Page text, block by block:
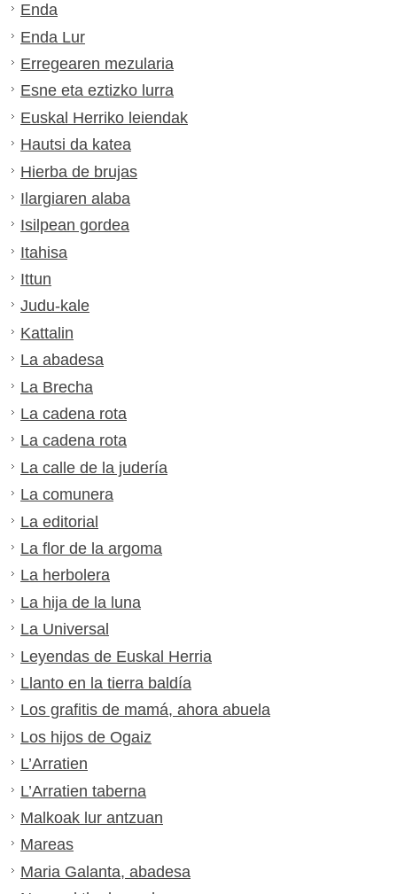
Enda
Enda Lur
Erregearen mezularia
Esne eta eztizko lurra
Euskal Herriko leiendak
Hautsi da katea
Hierba de brujas
Ilargiaren alaba
Isilpean gordea
Itahisa
Ittun
Judu-kale
Kattalin
La abadesa
La Brecha
La cadena rota
La cadena rota
La calle de la judería
La comunera
La editorial
La flor de la argoma
La herbolera
La hija de la luna
La Universal
Leyendas de Euskal Herria
Llanto en la tierra baldía
Los grafitis de mamá, ahora abuela
Los hijos de Ogaiz
L’Arratien
L’Arratien taberna
Malkoak lur antzuan
Mareas
Maria Galanta, abadesa